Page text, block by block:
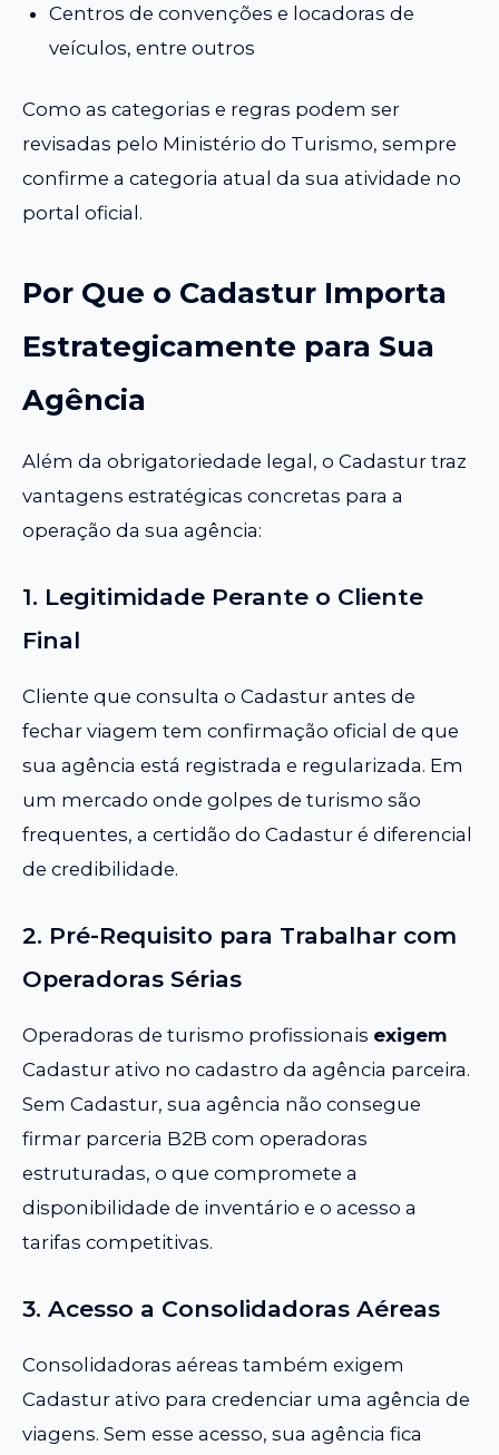
Centros de convenções e locadoras de
veículos, entre outros
Como as categorias e regras podem ser
revisadas pelo Ministério do Turismo, sempre
confirme a categoria atual da sua atividade no
portal oficial.
Por Que o Cadastur Importa
Estrategicamente para Sua
Agência
Além da obrigatoriedade legal, o Cadastur traz
vantagens estratégicas concretas para a
operação da sua agência:
1. Legitimidade Perante o Cliente
Final
Cliente que consulta o Cadastur antes de
fechar viagem tem confirmação oficial de que
sua agência está registrada e regularizada. Em
um mercado onde golpes de turismo são
frequentes, a certidão do Cadastur é diferencial
de credibilidade.
2. Pré-Requisito para Trabalhar com
Operadoras Sérias
Operadoras de turismo profissionais exigem
Cadastur ativo no cadastro da agência parceira.
Sem Cadastur, sua agência não consegue
firmar parceria B2B com operadoras
estruturadas, o que compromete a
disponibilidade de inventário e o acesso a
tarifas competitivas.
3. Acesso a Consolidadoras Aéreas
Consolidadoras aéreas também exigem
Cadastur ativo para credenciar uma agência de
viagens. Sem esse acesso, sua agência fica